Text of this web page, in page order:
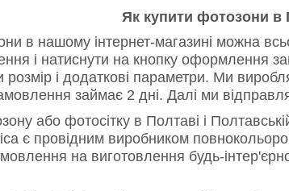
Як купити фотозони в
в нашому інтернет-магазині можна
і натиснути на кнопку оформлення
розмір і додаткові параметри. Ми
займає 2 дні. Далі ми
або фотосітку в Полтаві і
є провідним виробником
на виготовлення будь-